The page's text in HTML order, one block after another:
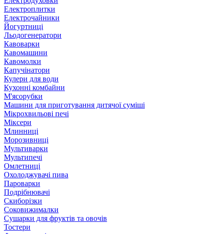
Електроплитки
Електрочайники
Йогуртниці
Льодогенератори
Кавоварки
Кавомашини
Кавомолки
Капучінатори
Кулери для води
Кухонні комбайни
М'ясорубки
Машини для приготування дитячої суміші
Мікрохвильові печі
Міксери
Млинниці
Морозивниці
Мультиварки
Мультипечі
Омлетниці
Охолоджувачі пива
Пароварки
Подрібнювачі
Скиборізки
Соковижималки
Сушарки для фруктів та овочів
Тостери